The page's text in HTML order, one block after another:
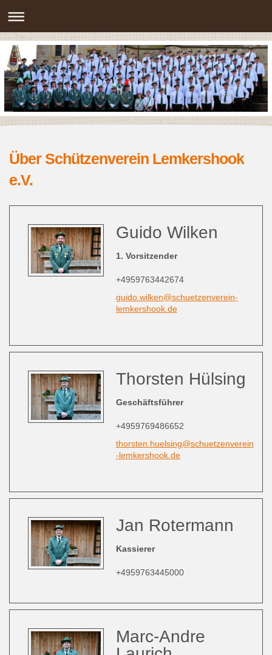
Über Schützenverein Lemkershook
e.V.
Guido Wilken
1. Vorsitzender
+4959763442674
guido.wilken@schuetzenverein-
lemkershook.de
Thorsten Hülsing
Geschäftsführer
+4959769486652
thorsten.huelsing@schuetzenverein
-lemkershook.de
Jan Rotermann
Kassierer
+4959763445000
Marc-Andre